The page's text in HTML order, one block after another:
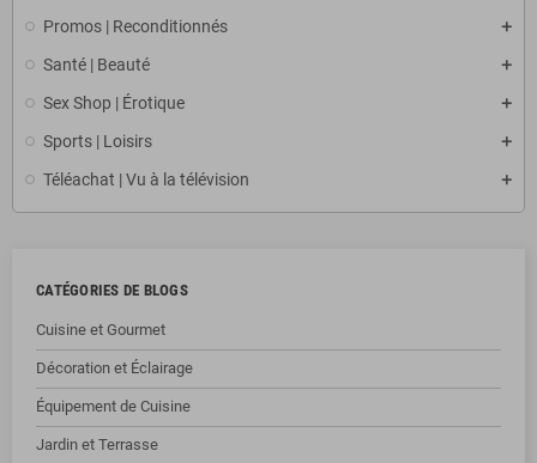
Promos | Reconditionnés
Santé | Beauté
Sex Shop | Érotique
Sports | Loisirs
Téléachat | Vu à la télévision
CATÉGORIES DE BLOGS
Cuisine et Gourmet
Décoration et Éclairage
Équipement de Cuisine
Jardin et Terrasse